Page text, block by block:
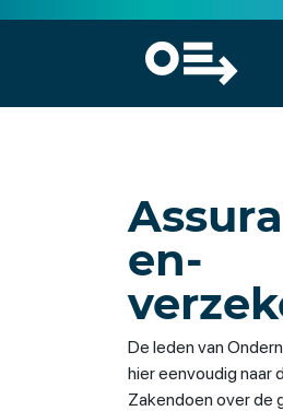
en-
De leden van
hier eenvoudig naar
Zakendoen over de